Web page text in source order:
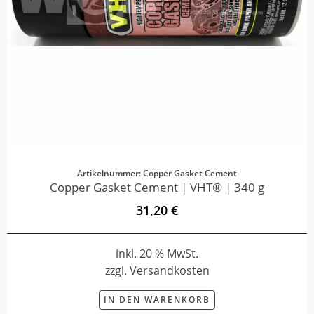
Artikelnummer: Copper Gasket Cement
Copper Gasket Cement | VHT® | 340 g
31,20 €
inkl. 20 % MwSt.
zzgl. Versandkosten
IN DEN WARENKORB